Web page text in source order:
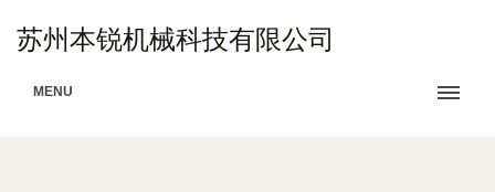
苏州本锐机械科技有限公司
MENU